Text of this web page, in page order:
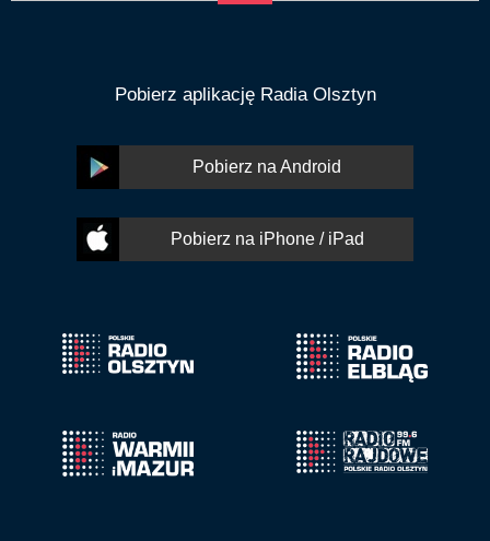
Pobierz aplikację Radia Olsztyn
Pobierz na Android
Pobierz na iPhone / iPad